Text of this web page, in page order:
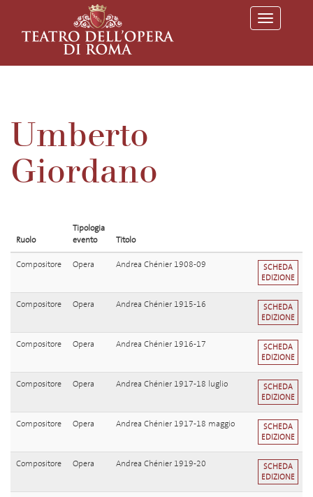
T
o
l
Umberto
Giordano
Ruolo
Tipologia
evento
Titolo
Compositore Opera Andrea Chénier 1908-09
SCHEDA
EDIZIONE
Compositore Opera Andrea Chénier 1915-16
SCHEDA
EDIZIONE
Compositore Opera Andrea Chénier 1916-17
SCHEDA
EDIZIONE
Compositore Opera Andrea Chénier 1917-18 luglio
SCHEDA
EDIZIONE
Compositore Opera Andrea Chénier 1917-18 maggio
SCHEDA
EDIZIONE
Compositore Opera Andrea Chénier 1919-20
SCHEDA
EDIZIONE